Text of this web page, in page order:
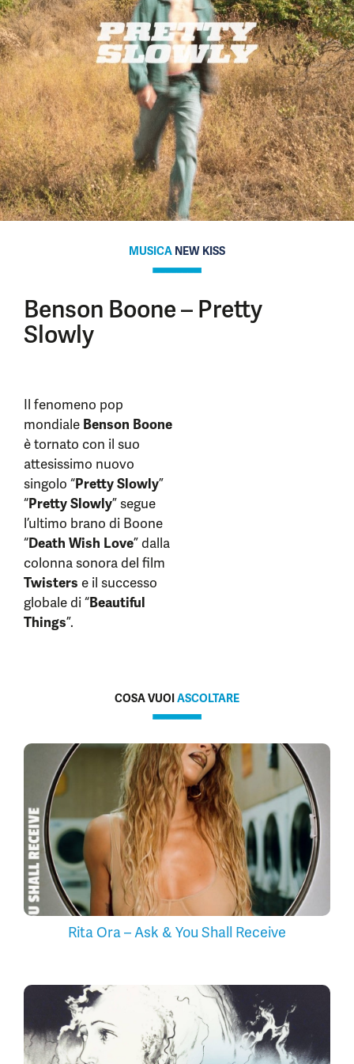
MUSICA NEW KISS
Benson Boone – Pretty
Slowly
Il fenomeno pop
mondiale Benson Boone
è tornato con il suo
attesissimo nuovo
singolo “Pretty Slowly”
“Pretty Slowly” segue
l’ultimo brano di Boone
“Death Wish Love” dalla
colonna sonora del film
Twisters e il successo
globale di “Beautiful
Things”.
COSA VUOIASCOLTARE
Rita Ora – Ask & You Shall Receive